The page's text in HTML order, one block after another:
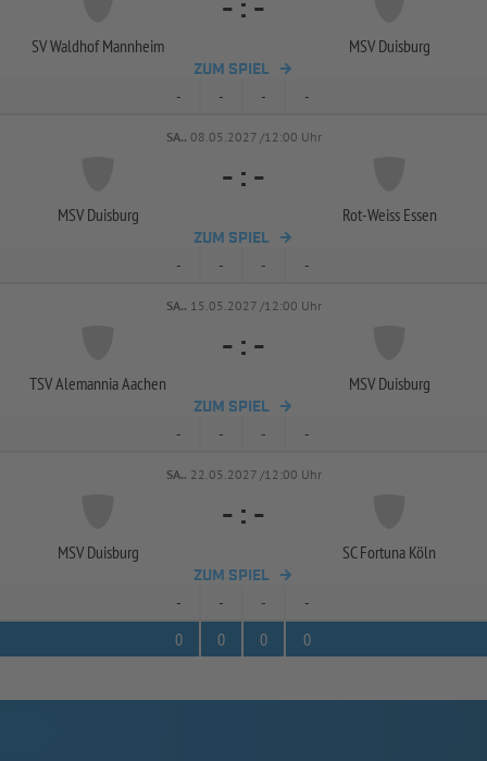
SV Waldhof Mannheim
- : -
MSV Duisburg
ZUM SPIEL
- - - -
SA.. 08.05.2027 /12:00 Uhr
MSV Duisburg
- : -
Rot-Weiss Essen
ZUM SPIEL
- - - -
SA.. 15.05.2027 /12:00 Uhr
TSV Alemannia Aachen
- : -
MSV Duisburg
ZUM SPIEL
- - - -
SA.. 22.05.2027 /12:00 Uhr
MSV Duisburg
- : -
SC Fortuna Köln
ZUM SPIEL
- - -
-
0
0 0 0